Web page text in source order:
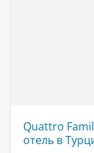
Quattro
отель в